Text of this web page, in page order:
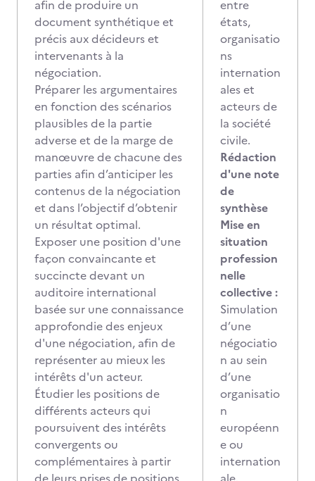
afin de produire un
document synthétique et
précis aux décideurs et
intervenants à la
négociation.
Préparer les argumentaires
en fonction des scénarios
plausibles de la partie
adverse et de la marge de
manœuvre de chacune des
parties afin d’anticiper les
contenus de la négociation
et dans l’objectif d’obtenir
un résultat optimal.
Exposer une position d'une
façon convaincante et
succincte devant un
auditoire international
basée sur une connaissance
approfondie des enjeux
d'une négociation, afin de
représenter au mieux les
intérêts d'un acteur.
Étudier les positions de
différents acteurs qui
poursuivent des intérêts
convergents ou
complémentaires à partir
entre
états,
organisatio
ns
internation
ales et
acteurs de
la société
civile.
Rédaction
d'une note
de
synthèse
Mise en
situation
profession
nelle
collective :
Simulation
d’une
négociatio
n au sein
d’une
organisatio
n
européenn
e ou
internation